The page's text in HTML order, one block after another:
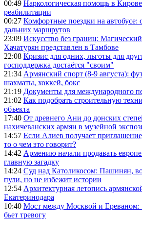
00:49 Наркологическая помощь в
реабилитации
00:27 Комфортные поездки на автобусе:
дальних маршрутов
23:09 Искусство без границ:
Хачатурян представлен в Тамбове
22:08 Кризис для одних, льготы для
господдержка достаётся "своим"
21:34 Армянский спорт (8-9 августа):
шахматы, хоккей, бокс
21:19 Документы для международного
21:02 Как подобрать строительную
объекта
17:40 От древнего Ани до донских
нахичеванских армян в музейной
14:57 Если Алиев получает
то о чем это говорит?
14:42 Армению начали продавать
главную загадку
14:24 Суд над Католикосом: Пашинян,
пули, но не избежит истории
12:54 Архитектурная летопись
Екатеринодара
10:40 Мост между Москвой и Ереваном:
бьет тревогу